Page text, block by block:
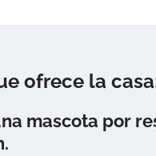
ofrece la
mascota por